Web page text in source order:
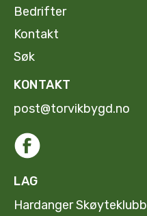
Bedrifter
Kontakt
Søk
KONTAKT
post@torvikbygd.no
LAG
Hardanger Skøyteklubb